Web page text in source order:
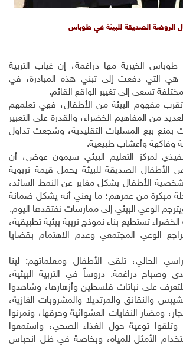
الروضة الصديقة للبيئة في طوباس
الخيرية مها دراغمة، إن غياب التربية
هي التي دفعت إلى تبني هذه المبادرة، في
تسعى إلى تغيير الواقع القائم.
مفهوم البيئة من الأطفال، فهي تعلمهم
من المفاهيم الخضراء، والقدرة على التعبير
بمنع بيع المسليات التقليدية، وشجعت تداول
وفاكهة وأعشاب طبيعية.
لمركز التعليم البيئي سيمون عوض، أن
الأطفال الصديقة للبيئة يحمل قيمة تربوية
الأطفال بشكل مغاير عن النمط السائد،
مبكرة من عمرهم؛ ما يعني أنه يشكل ضمانة
الوعي البيئي إلى ممارسات نفتقدها اليوم.
تستطيع بناء نموذج تربية بيئية تطبيقية،
الوعي المجتمعي وعدم الاهتمام بقضايا
الحالي، تلقى الأطفال ومعلماتهم: لينا
وصباح دراغمة. دروساً في التربية البيئية،
على نباتات فلسطين وأزهارها، وشاهدوا
والنقانق والمرتديلا والمشروبات الغازية،
ومضار النفايات العشوائية وحرقها، وتمرنوا
توعية حول الغذاء الصحي، واستمعوا
الأمثل للمياه، وبخاصة في ظل انحباس